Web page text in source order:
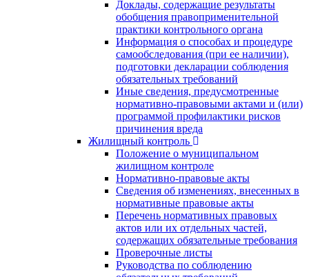
Доклады, содержащие результаты
обобщения правоприменительной
практики контрольного органа
Информация о способах и процедуре
самообследования (при ее наличии),
подготовки декларации соблюдения
обязательных требований
Иные сведения, предусмотренные
нормативно-правовыми актами и (или)
программой профилактики рисков
причинения вреда
Жилищный контроль
Положение о муниципальном
жилищном контроле
Нормативно-правовые акты
Сведения об изменениях, внесенных в
нормативные правовые акты
Перечень нормативных правовых
актов или их отдельных частей,
содержащих обязательные требования
Проверочные листы
Руководства по соблюдению